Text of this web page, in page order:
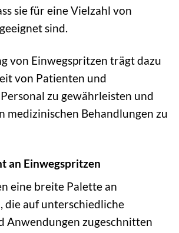
sie für eine Vielzahl von
sind.
von Einwegspritzen trägt dazu
von Patienten und
zu gewährleisten und
medizinischen Behandlungen zu
an Einwegspritzen
eine breite Palette an
die auf unterschiedliche
Anwendungen zugeschnitten